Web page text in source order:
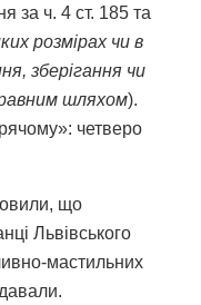
за ч. 4 ст. 185 та
розмірах чи в
зберігання чи
шляхом).
четверо
що
Львівського
мастильних